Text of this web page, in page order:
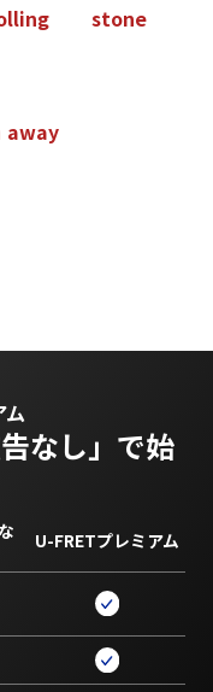
lling stone
away
ム
告なし」で始
U-FRETプレミアム